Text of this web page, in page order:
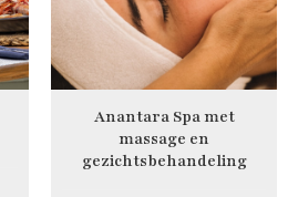
Anantara Spa met
massage en
gezichtsbehandeling